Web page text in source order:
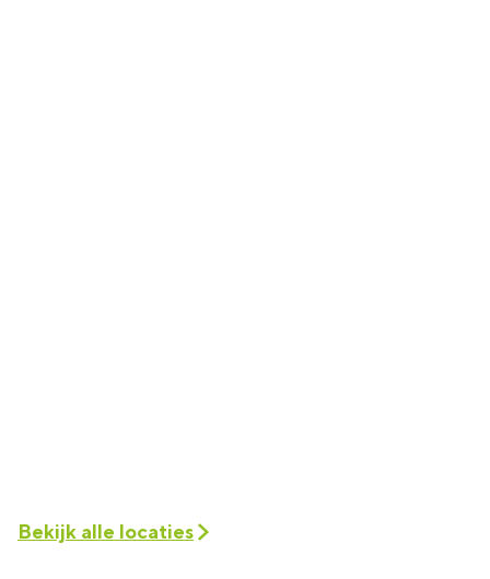
Bekijk alle locaties